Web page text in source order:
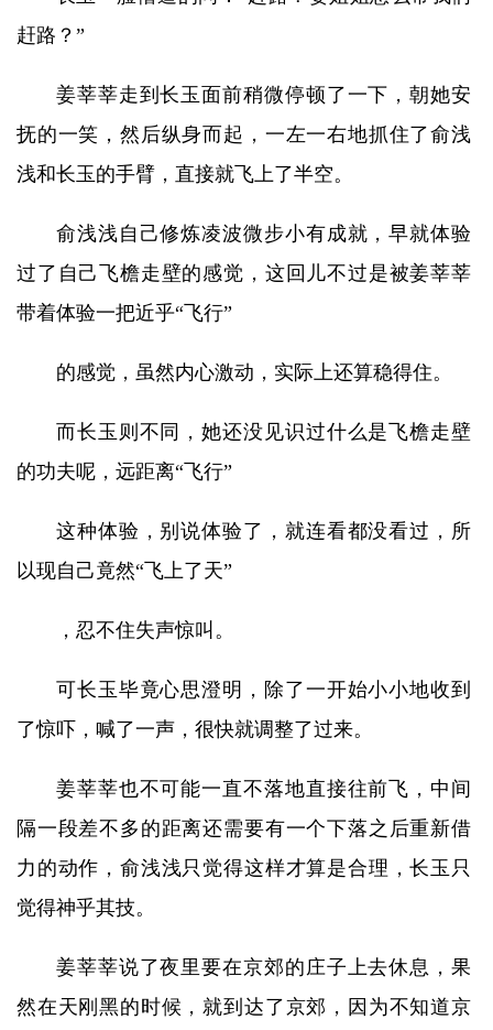
赶路？”
姜莘莘走到长玉面前稍微停顿了一下，朝她安
抚的一笑，然后纵身而起，一左一右地抓住了俞浅
浅和长玉的手臂，直接就飞上了半空。
俞浅浅自己修炼凌波微步小有成就，早就体验
过了自己飞檐走壁的感觉，这回儿不过是被姜莘莘
带着体验一把近乎“飞行”
的感觉，虽然内心激动，实际上还算稳得住。
而长玉则不同，她还没见识过什么是飞檐走壁
的功夫呢，远距离“飞行”
这种体验，别说体验了，就连看都没看过，所
以现自己竟然“飞上了天”
，忍不住失声惊叫。
可长玉毕竟心思澄明，除了一开始小小地收到
了惊吓，喊了一声，很快就调整了过来。
姜莘莘也不可能一直不落地直接往前飞，中间
隔一段差不多的距离还需要有一个下落之后重新借
力的动作，俞浅浅只觉得这样才算是合理，长玉只
觉得神乎其技。
姜莘莘说了夜里要在京郊的庄子上去休息，果
然在天刚黑的时候，就到达了京郊，因为不知道京